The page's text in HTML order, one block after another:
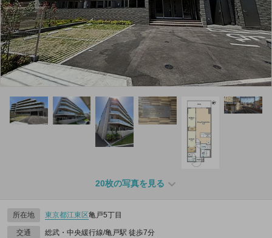
20枚の写真を見る
所在地 東京都江東区亀戸5丁目
交通
総武・中央緩行線/亀戸駅 徒歩7分